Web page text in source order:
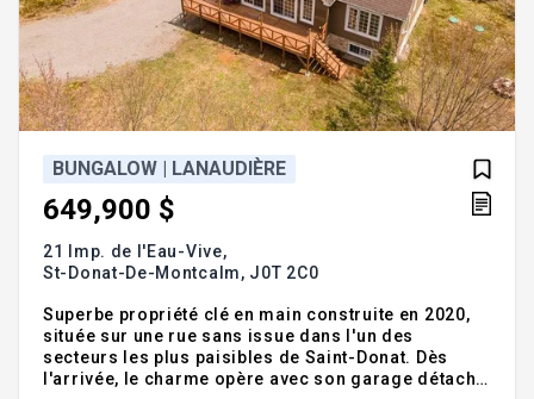
BUNGALOW | LANAUDIÈRE
649,900 $
21 Imp. de l'Eau-Vive,
St-Donat-De-Montcalm, J0T 2C0
Superbe propriété clé en main construite en 2020,
située sur une rue sans issue dans l'un des
secteurs les plus paisibles de Saint-Donat. Dès
l'arrivée, le charme opère avec son garage détaché